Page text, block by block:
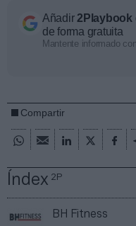
Índex2P
BH Fitness
Añadir2Playbook
de forma gratuita
Mantente informado
Compartir